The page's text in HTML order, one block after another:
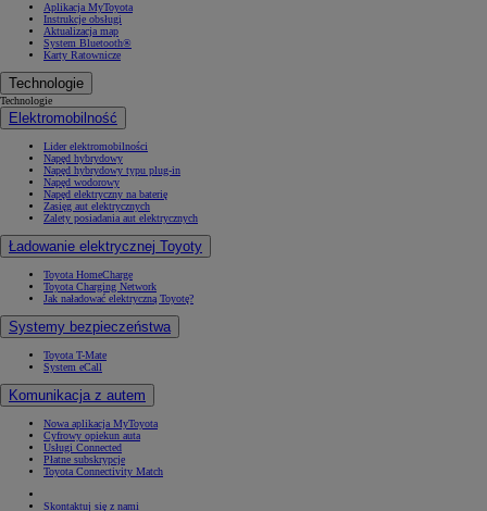
Aplikacja MyToyota
Instrukcje obsługi
Aktualizacja map
System Bluetooth®
Karty Ratownicze
Technologie
Technologie
Elektromobilność
Lider elektromobilności
Napęd hybrydowy
Napęd hybrydowy typu plug-in
Napęd wodorowy
Napęd elektryczny na baterię
Zasięg aut elektrycznych
Zalety posiadania aut elektrycznych
Ładowanie elektrycznej Toyoty
Toyota HomeCharge
Toyota Charging Network
Jak naładować elektryczną Toyotę?
Systemy bezpieczeństwa
Toyota T-Mate
System eCall
Komunikacja z autem
Nowa aplikacja MyToyota
Cyfrowy opiekun auta
Usługi Connected
Płatne subskrypcje
Toyota Connectivity Match
Skontaktuj się z nami